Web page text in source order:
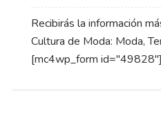
Recibirás la información
Cultura de Moda: Moda,
[mc4wp_form id="49828"]